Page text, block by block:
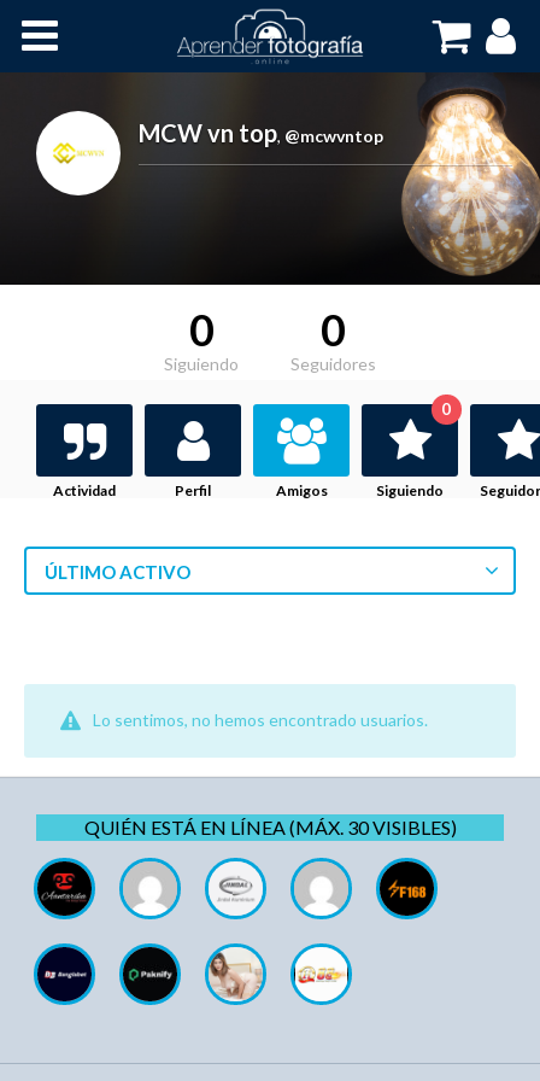
Cursos OnLine
MCW vn top, @mcwvntop
0
Siguiendo
0
Seguidores
Actividad Perfil Amigos Siguiendo
0
ÚLTIMO ACTIVO
Lo sentimos, no hemos encontrado usuarios.
QUIÉN ESTÁ EN LÍNEA (MÁX. 30 VISIBLES)